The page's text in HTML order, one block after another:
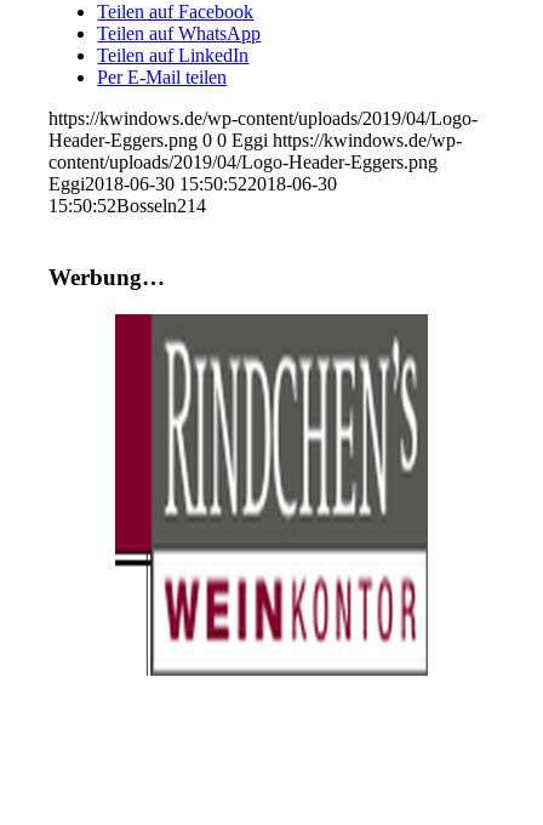
Teilen auf Facebook
Teilen auf WhatsApp
Teilen auf LinkedIn
Per E-Mail teilen
https://kwindows.de/wp-content/uploads/2019/04/Logo-
Header-Eggers.png 0 0 Eggi https://kwindows.de/wp-
content/uploads/2019/04/Logo-Header-Eggers.png
Eggi2018-06-30 15:50:522018-06-30
15:50:52Bosseln214
Werbung…